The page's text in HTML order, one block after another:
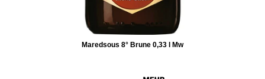
Maredsous 8° Brune 0,33 l Mw